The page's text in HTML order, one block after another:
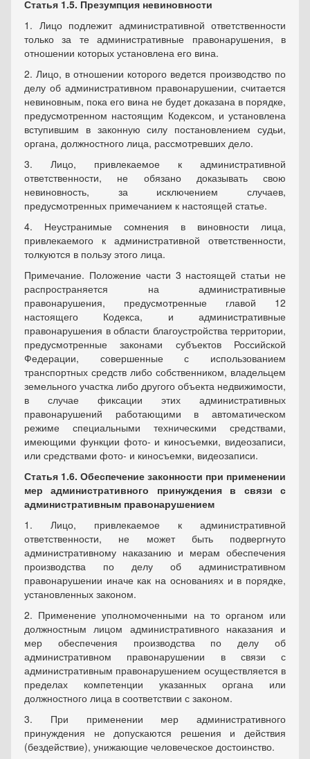
Статья 1.5. Презумпция невиновности
1. Лицо подлежит административной ответственности
только за те административные правонарушения, в
отношении которых установлена его вина.
2. Лицо, в отношении которого ведется производство по
делу об административном правонарушении, считается
невиновным, пока его вина не будет доказана в порядке,
предусмотренном настоящим Кодексом, и установлена
вступившим в законную силу постановлением судьи,
органа, должностного лица, рассмотревших дело.
3. Лицо, привлекаемое к административной
ответственности, не обязано доказывать свою
невиновность, за исключением случаев,
предусмотренных примечанием к настоящей статье.
4. Неустранимые сомнения в виновности лица,
привлекаемого к административной ответственности,
толкуются в пользу этого лица.
Примечание. Положение части 3 настоящей статьи не
распространяется на административные
правонарушения, предусмотренные главой 12
настоящего Кодекса, и административные
правонарушения в области благоустройства территории,
предусмотренные законами субъектов Российской
Федерации, совершенные с использованием
транспортных средств либо собственником, владельцем
земельного участка либо другого объекта недвижимости,
в случае фиксации этих административных
правонарушений работающими в автоматическом
режиме специальными техническими средствами,
имеющими функции фото- и киносъемки, видеозаписи,
или средствами фото- и киносъемки, видеозаписи.
Статья 1.6. Обеспечение законности при применении
мер административного принуждения в связи с
административным правонарушением
1. Лицо, привлекаемое к административной
ответственности, не может быть подвергнуто
административному наказанию и мерам обеспечения
производства по делу об административном
правонарушении иначе как на основаниях и в порядке,
установленных законом.
2. Применение уполномоченными на то органом или
должностным лицом административного наказания и
мер обеспечения производства по делу об
административном правонарушении в связи с
административным правонарушением осуществляется в
пределах компетенции указанных органа или
должностного лица в соответствии с законом.
3. При применении мер административного
принуждения не допускаются решения и действия
(бездействие), унижающие человеческое достоинство.